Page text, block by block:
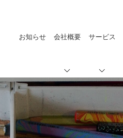
お知らせ 会社概要 サービス